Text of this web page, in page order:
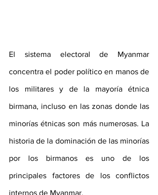
El sistema electoral de Myanmar
concentra el poder político en manos de
los militares y de la mayoría étnica
birmana, incluso en las zonas donde las
minorías étnicas son más numerosas. La
historia de la dominación de las minorías
por los birmanos es uno de los
principales factores de los conflictos
internos de Myanmar.